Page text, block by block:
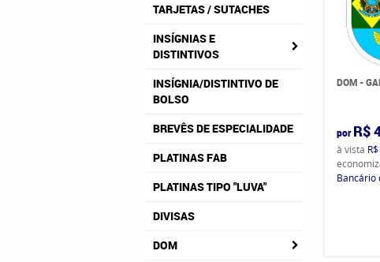
TARJETAS / SUTACHES
INSÍGNIAS E
DISTINTIVOS
INSÍGNIA/DISTINTIVO DE
BOLSO
BREVÊS DE ESPECIALIDADE
PLATINAS FAB
PLATINAS TIPO "LUVA"
DIVISAS
DOM
DOM -
por R$
à vista
Bancário